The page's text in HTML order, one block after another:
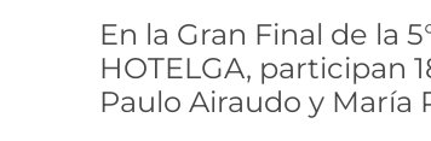
En la Gran Final de la
HOTELGA, participan
Paulo Airaudo y